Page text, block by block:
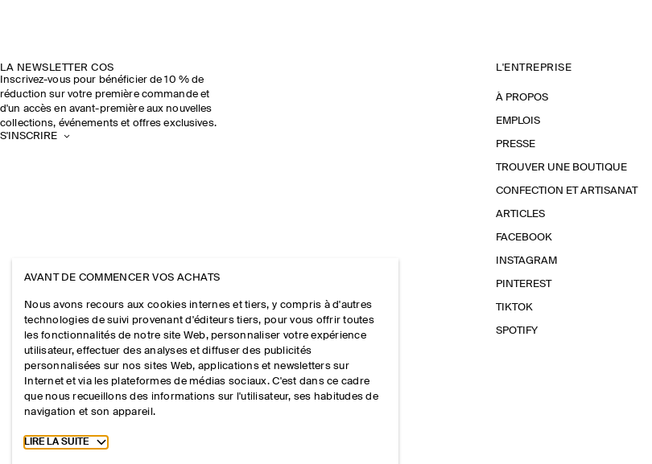
LA NEWSLETTER COS
Inscrivez-vous pour bénéficier de 10 % de
réduction sur votre première commande et
d'un accès en avant-première aux nouvelles
collections, événements et offres exclusives.
S'INSCRIRE
L'ENTREPRISE
À PROPOS
EMPLOIS
PRESSE
TROUVER UNE BOUTIQUE
CONFECTION ET ARTISANAT
ARTICLES
FACEBOOK
INSTAGRAM
PINTEREST
TIKTOK
SPOTIFY
AVANT DE COMMENCER VOS ACHATS
Nous avons recours aux cookies internes et tiers, y compris à d'autres
technologies de suivi provenant d'éditeurs tiers, pour vous offrir toutes
les fonctionnalités de notre site Web, personnaliser votre expérience
utilisateur, effectuer des analyses et diffuser des publicités
personnalisées sur nos sites Web, applications et newsletters sur
Internet et via les plateformes de médias sociaux. C'est dans ce cadre
que nous recueillons des informations sur l'utilisateur, ses habitudes de
navigation et son appareil.
Toggle more cookie information
LIRE LA SUITE